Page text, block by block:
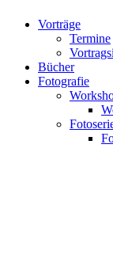
Vorträge
Termine
Bücher
Fotografie